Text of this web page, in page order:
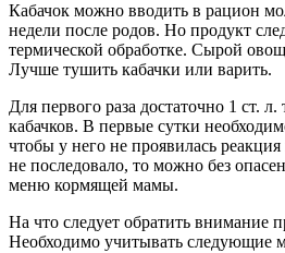
Кабачок можно вводить в рацион
недели после родов. Но продукт
термической обработке. Сырой овощ
Лучше тушить кабачки или варить.
Для первого раза достаточно 1 ст.
кабачков. В первые сутки
чтобы у него не проявилась
не последовало, то можно без
меню кормящей мамы.
На что следует обратить внимание
Необходимо учитывать следующие